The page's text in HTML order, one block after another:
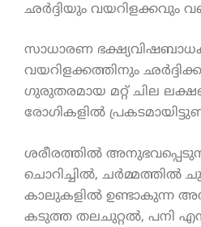
ഛർദ്ദിയും വയറിളക്കവും
സാധാരണ
വയറിളക്കത്തിനും
ഗുരുതരമായ മറ്റ് ചില
രോഗികളിൽ
ശരീരത്തിൽ
ചൊറിച്ചിൽ, ചർമ്മത്തിൽ
കാലുകളിൽ ഉണ്ടാകുന്ന
കടുത്ത തലചുറ്റൽ, പനി